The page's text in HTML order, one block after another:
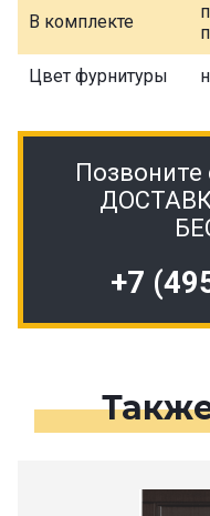
В комплекте
Цвет фурнитуры
Позвоните
+7